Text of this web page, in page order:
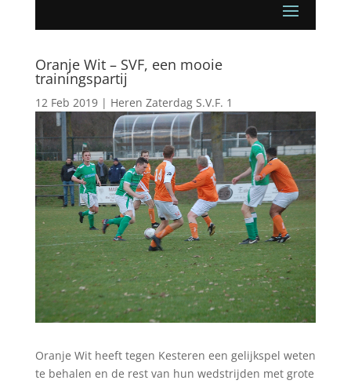
Oranje Wit – SVF, een mooie
trainingspartij
12 Feb 2019| Heren Zaterdag S.V.F. 1
Oranje Wit heeft tegen Kesteren een gelijkspel weten
te behalen en de rest van hun wedstrijden met grote